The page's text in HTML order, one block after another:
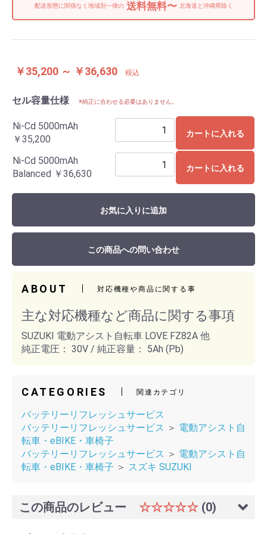
配送形態に関係なく地域別一律の送料無料〜 北海道と沖縄県除く
￥35,200 ～ ￥36,630 税込
セル容量仕様 ※純正に合わせる必要はありません。
Ni-Cd 5000mAh
￥35,200
カートに入れる
Ni-Cd 5000mAh
Balanced ￥36,630 カートに入れる
お気に入りに追加
この商品への問い合わせ
ABOUT 対応機種や商品に関する事
主な対応機種など商品に関する事項
SUZUKI 電動アシスト自転車 LOVE FZ82A 他
純正電圧： 30V / 純正容量： 5Ah (Pb)
CATEGORIES 関連カテゴリ
バッテリーリフレッシュサービス
バッテリーリフレッシュサービス ＞ 電動アシスト自
転車・eBIKE・車椅子
バッテリーリフレッシュサービス ＞ 電動アシスト自
転車・eBIKE・車椅子 ＞ スズキ SUZUKI
この商品のレビュー ☆☆☆☆☆ (0)